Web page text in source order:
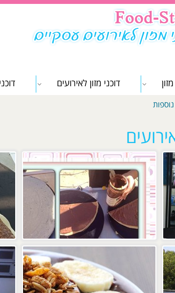
דוכני מזון לאירועים